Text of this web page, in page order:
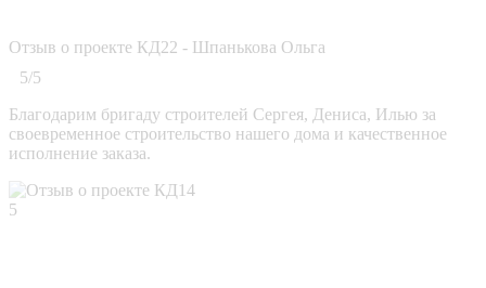
Отзыв о проекте КД22 - Шпанькова Ольга
5/5
Благодарим бригаду строителей Сергея, Дениса, Илью за
своевременное строительство нашего дома и качественное
исполнение заказа.
5